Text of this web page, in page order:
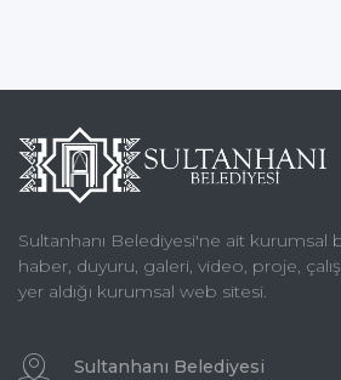
Sultanhanı Belediyesi'ne ait kurumsal
haber, duyuru, galeri, video, proje,
yer aldığı kurumsal web sitesi.
Sultanhanı Belediyesi